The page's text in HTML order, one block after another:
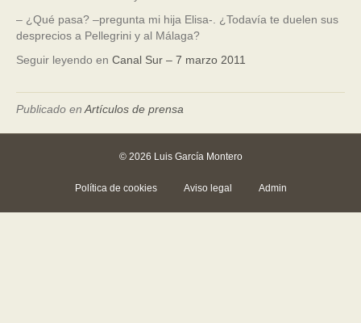
– ¿Qué pasa? –pregunta mi hija Elisa-. ¿Todavía te duelen sus
desprecios a Pellegrini y al Málaga?
Seguir leyendo en Canal Sur – 7 marzo 2011
Publicado en Artículos de prensa
© 2026 Luis García Montero
Política de cookies Aviso legal Admin